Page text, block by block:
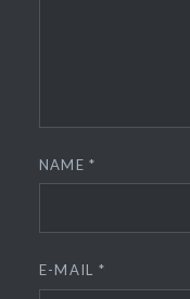
NAME*
E-MAIL *